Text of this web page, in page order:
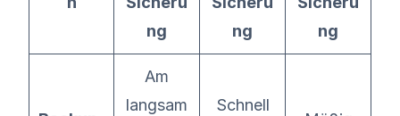
ng
ng
ng
Am
langsam
Schnell